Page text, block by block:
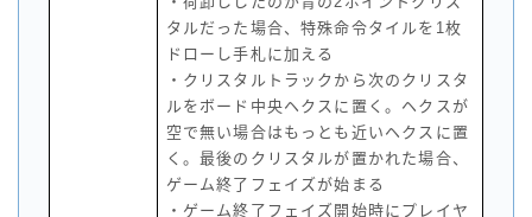
タルだった場合、特殊命令タイルを1枚
ドローし手札に加える
・クリスタルトラックから次のクリスタ
ルをボード中央ヘクスに置く。ヘクスが
空で無い場合はもっとも近いヘクスに置
く。最後のクリスタルが置かれた場合、
ゲーム終了フェイズが始まる
・ゲーム終了フェイズ開始時にプレイヤ